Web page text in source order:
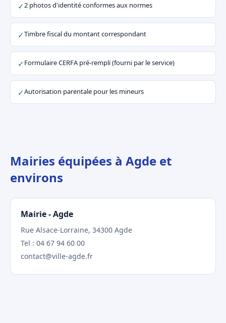
✓2 photos d'identité conformes aux normes
✓Timbre fiscal du montant correspondant
✓ Formulaire CERFA pré-rempli (fourni par le service)
✓Autorisation parentale pour les mineurs
Mairies équipées à Agde et
environs
Mairie - Agde
Rue Alsace-Lorraine, 34300 Agde
Tel : 04 67 94 60 00
contact@ville-agde.fr